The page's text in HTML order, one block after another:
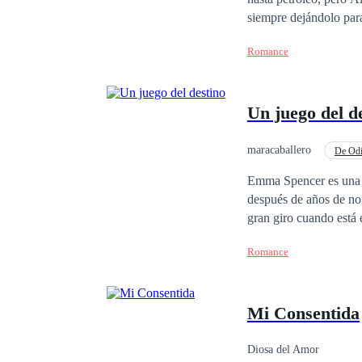
pequeña María? Registro ante Safe
Registro 19/04/2023.
siempre dejándolo
ella y así poder
que amenaza con
Romance
Un juego del
maracaballero De
Emma Spencer es
después de años de
gran giro cuando
verá en su vida,
Romance
Mi Consentida
Diosa del Amor